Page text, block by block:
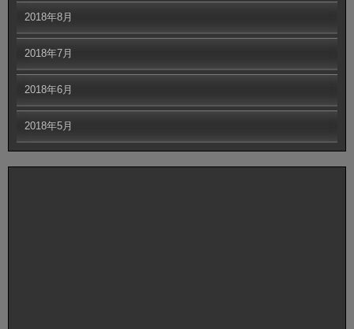
2018年8月
2018年7月
2018年6月
2018年5月